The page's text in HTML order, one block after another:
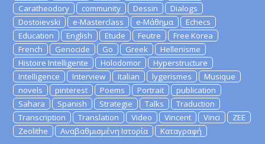
Caratheodory
community Dessin
Dialogs
Dostoievski
e-Masterclass e-Μάθημα
Echecs
Education
English Etude Feutre
Free Korea
French
Genocide Go Greek
Hellenisme
Histoire Intelligente
Holodomor
Hyperstructure
Intelligence
Interview Italian lygerismes
Musique
novels
pinterest Poems Portrait
publication
Sahara
Spanish Strategie Talks
Traduction
Transcription
Translation Video Vincent Vinci
ZEE
Zeolithe
Αναβαθμισμένη Ιστορία Καταγραφή